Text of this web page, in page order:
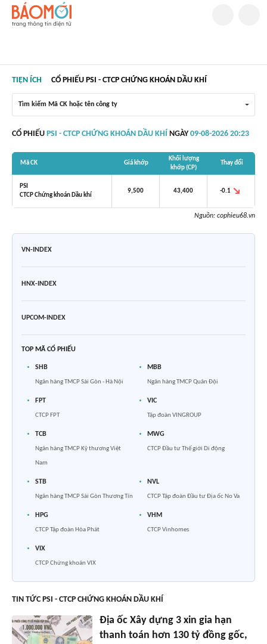
TIỆN ÍCH CỔ PHIẾU PSI - CTCP CHỨNG KHOÁN DẦU KHÍ
Tìm kiếm Mã CK hoặc tên công ty
CỔ PHIẾU PSI - CTCP CHỨNG KHOÁN DẦU KHÍ NGÀY 09-08-2026 20:23
Mã CK Giá khớp
Khối lượng
khớp (CP)
Thay đổi
PSI
CTCP Chứng khoán Dầu khí
9,500 43,400 -0.1
Nguồn: cophieu68.vn
VN-INDEX
HNX-INDEX
UPCOM-INDEX
TOP MÃ CỔ PHIẾU
SHB
Ngân hàng TMCP Sài Gòn - Hà Nội
MBB
Ngân hàng TMCP Quân Đội
FPT
CTCP FPT
VIC
Tập đoàn VINGROUP
TCB
Ngân hàng TMCP Kỹ thương Việt
Nam
MWG
CTCP Đầu tư Thế giới Di động
STB
Ngân hàng TMCP Sài Gòn Thương Tín
NVL
CTCP Tập đoàn Đầu tư Địa ốc No Va
HPG
CTCP Tập đoàn Hòa Phát
VHM
CTCP Vinhomes
VIX
CTCP Chứng khoán VIX
TIN TỨC PSI - CTCP CHỨNG KHOÁN DẦU KHÍ
Địa ốc Xây dựng 3 xin gia hạn
thanh toán hơn 130 tỷ đồng gốc,